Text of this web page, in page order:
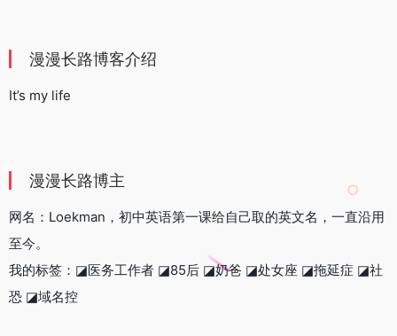
漫漫长路博客介绍
It’s my life
漫漫长路博主
网名：Loekman，初中英语第一课给自己取的英文名，一直沿用
至今。
我的标签：◪医务工作者 ◪85后 ◪奶爸 ◪处女座 ◪拖延症 ◪社
恐 ◪域名控